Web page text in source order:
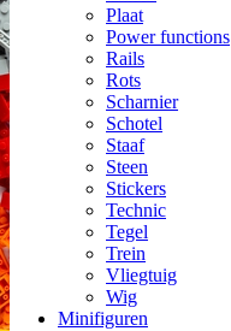
Plaat
Power functions
Rails
Rots
Scharnier
Schotel
Staaf
Steen
Stickers
Technic
Tegel
Trein
Vliegtuig
Wig
Minifiguren